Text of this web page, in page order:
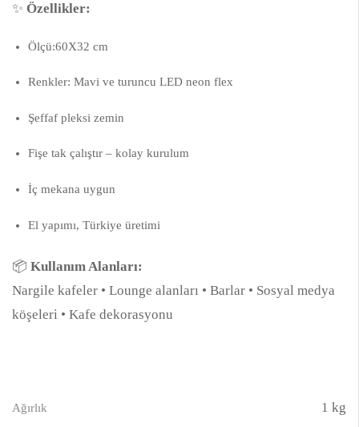
✨ Özellikler:
Ölçü:60X32 cm
Renkler: Mavi ve turuncu LED neon flex
Şeffaf pleksi zemin
Fişe tak çalıştır – kolay kurulum
İç mekana uygun
El yapımı, Türkiye üretimi
📦 Kullanım Alanları:
Nargile kafeler • Lounge alanları • Barlar • Sosyal medya
köşeleri • Kafe dekorasyonu
Ağırlık 1 kg